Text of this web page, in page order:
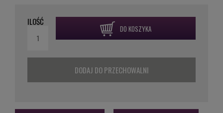
ILOŚĆ
DO KOSZYKA
DODAJ DO PRZECHOWALNI